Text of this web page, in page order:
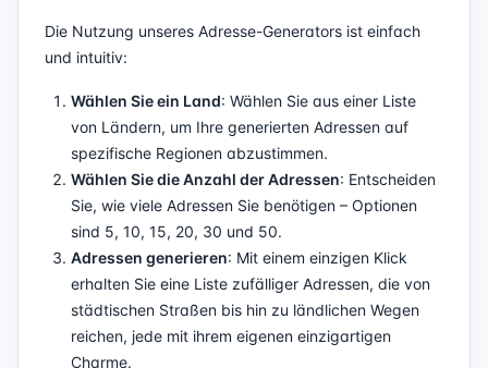
Die Nutzung unseres Adresse-Generators ist einfach
und intuitiv:
Wählen Sie ein Land: Wählen Sie aus einer Liste
von Ländern, um Ihre generierten Adressen auf
spezifische Regionen abzustimmen.
Wählen Sie die Anzahl der Adressen: Entscheiden
Sie, wie viele Adressen Sie benötigen – Optionen
sind 5, 10, 15, 20, 30 und 50.
Adressen generieren: Mit einem einzigen Klick
erhalten Sie eine Liste zufälliger Adressen, die von
städtischen Straßen bis hin zu ländlichen Wegen
reichen, jede mit ihrem eigenen einzigartigen
Charme.